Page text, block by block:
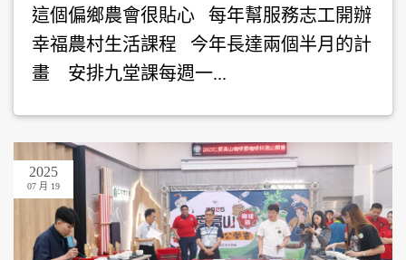
這個偏鄉農會很貼心 每年幫服務志工開辦
幸福農村生活課程 今年長達兩個半月的計
畫 安排九堂課每週一...
2025
07 月 19